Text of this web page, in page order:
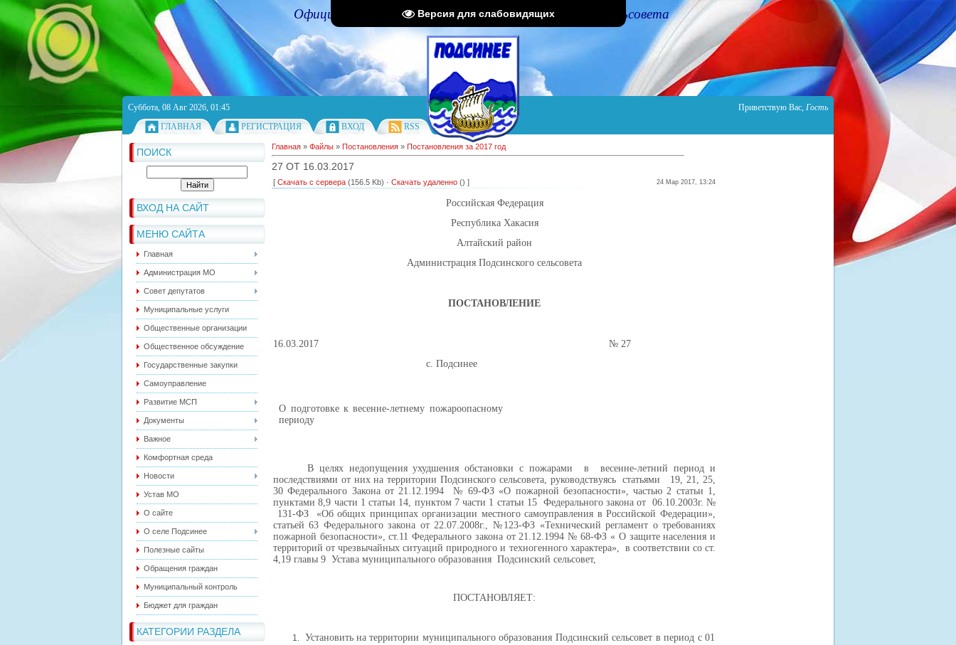
Версия для слабовидящих
Официальный портал Администрации Подсинского сельсовета
Суббота, 08 Авг 2026, 01:45 Приветствую Вас, Гость
ГЛАВНАЯ
РЕГИСТРАЦИЯ ВХОД RSS
ПОИСК
ВХОД НА САЙТ
МЕНЮ САЙТА
Главная
Администрация МО
Совет депутатов
Муниципальные услуги
Общественные организации
Общественное обсуждение
Государственные закупки
Самоуправление
Развитие МСП
Документы
Важное
Комфортная среда
Новости
Устав МО
О сайте
О селе Подсинее
Полезные сайты
Обращения граждан
Муниципальный контроль
Бюджет для граждан
КАТЕГОРИИ РАЗДЕЛА
Главная » Файлы » Постановления » Постановления за 2017 год
27 ОТ 16.03.2017
[ Скачать с сервера (156.5 Kb) · Скачать удаленно () ] 24 Мар 2017, 13:24
Российская Федерация
Республика Хакасия
Алтайский район
Администрация Подсинского сельсовета
ПОСТАНОВЛЕНИЕ
16.03.2017 № 27
с. Подсинее
О подготовке к весенне-летнему пожароопасному
периоду
В целях недопущения ухудшения обстановки с пожарами в весенне-летний период и
последствиями от них на территории Подсинского сельсовета, руководствуясь статьями 19, 21, 25,
30 Федерального Закона от 21.12.1994 № 69-ФЗ «О пожарной безопасности», частью 2 статьи 1,
пунктами 8,9 части 1 статьи 14, пунктом 7 части 1 статьи 15 Федерального закона от 06.10.2003г. №
131-ФЗ «Об общих принципах организации местного самоуправления в Российской Федерации»,
статьей 63 Федерального закона от 22.07.2008г., №123-ФЗ «Технический регламент о требованиях
пожарной безопасности», ст.11 Федерального закона от 21.12.1994 № 68-ФЗ « О защите населения и
территорий от чрезвычайных ситуаций природного и техногенного характера», в соответствии со ст.
4,19 главы 9 Устава муниципального образования Подсинский сельсовет,
ПОСТАНОВЛЯЕТ:
Установить на территории муниципального образования Подсинский сельсовет в период с 01